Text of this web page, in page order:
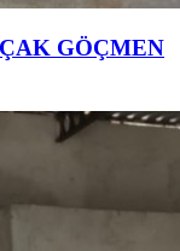
GÖÇMEN